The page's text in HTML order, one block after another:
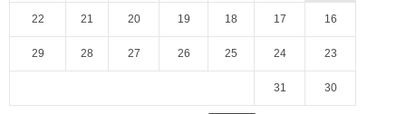
16
17
18
19
20
21
22
23
24
25
26
27
28
29
30
31